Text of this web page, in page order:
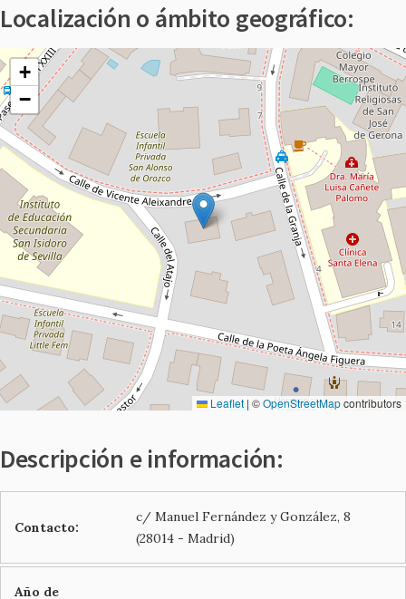
Localización o ámbito geográfico:
+
−
Leaflet | ©OpenStreetMapcontributors
Descripción e información:
Contacto:
c/ Manuel Fernández y González, 8
(28014 - Madrid)
Año de